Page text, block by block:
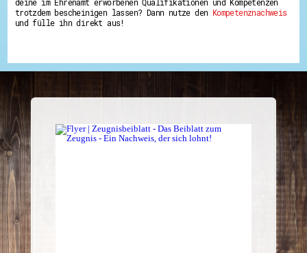
deine im Ehrenamt erworbenen Qualifikationen und Kompetenzen
trotzdem bescheinigen lassen? Dann nutze den Kompetenznachweis
und fülle ihn direkt aus!